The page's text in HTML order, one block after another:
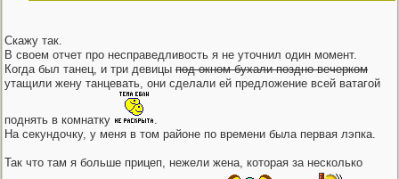
Скажу так.
В своем отчет про несправедливость я не уточнил один момент.
Когда был танец, и три девицы под окном бухали поздно вечерком
утащили жену танцевать, они сделали ей предложение всей ватагой
поднять в комнатку
.
На секундочку, у меня в том районе по времени была первая лэпка.
Так что там я больше прицеп, нежели жена, которая за несколько